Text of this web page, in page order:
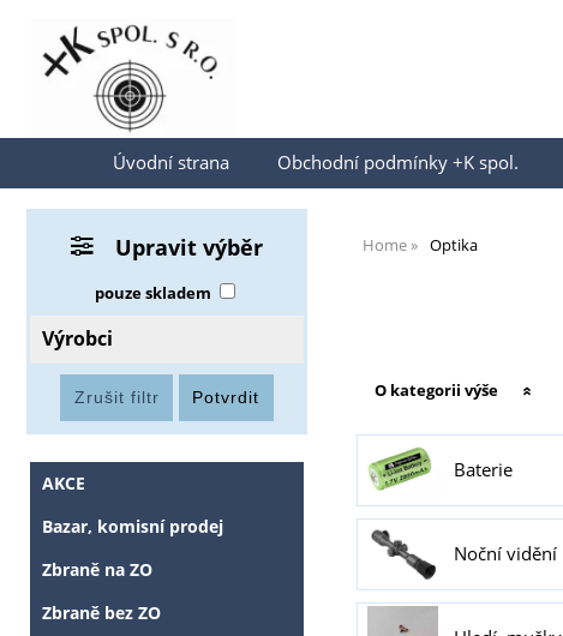
Přihlásit se
Úvodní strana Obchodní podmínky +K spol.
Home Optika
O kategorii výše
Baterie
Noční vidění
Upravit výběr
pouze skladem
Výrobci
AKCE
Bazar, komisní prodej
Zbraně na ZO
Zbraně bez ZO